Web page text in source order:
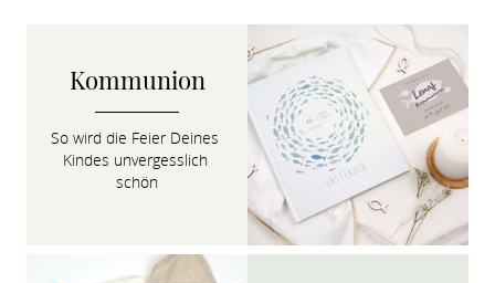
Kommunion
So wird die Feier Deines
Kindes unvergesslich
schön